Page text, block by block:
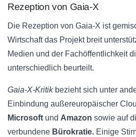
Rezeption von Gaia-X
Die Rezeption von Gaia-X ist
Wirtschaft das Projekt breit
Medien und der Fachöffentlichkeit
unterschiedlich beurteilt.
Gaia-X-Kritikbezieht sich unter
Einbindung außereuropäischer
Microsoft und Amazon sowie auf
verbundene Bürokratie. Einige